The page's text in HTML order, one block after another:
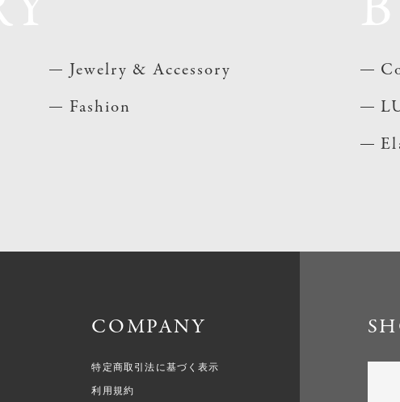
Jewelry & Accessory
Fashion
COMPANY
特定商取引法に基づく表示
利用規約